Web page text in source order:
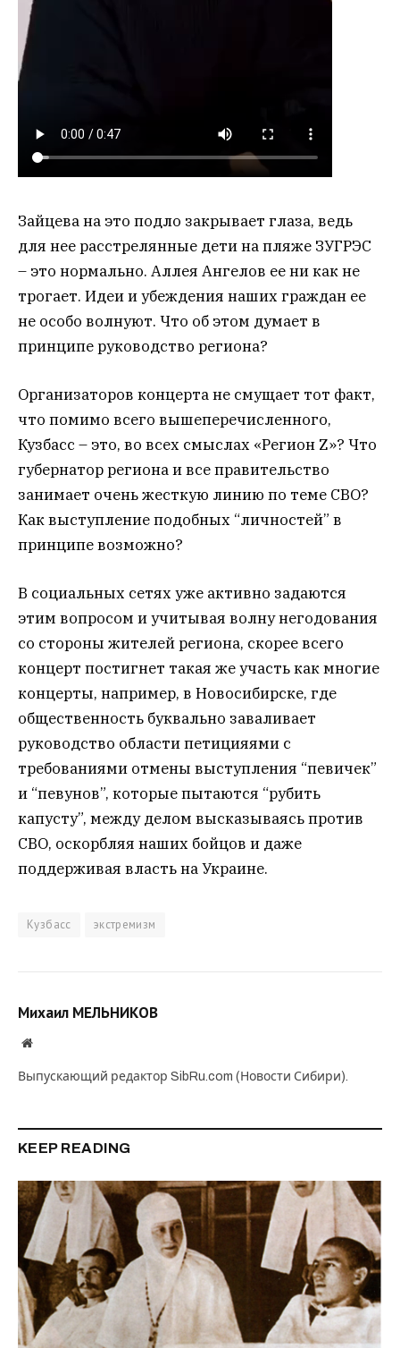
Зайцева на это подло закрывает глаза, ведь
для нее расстрелянные дети на пляже ЗУГРЭС
– это нормально. Аллея Ангелов ее ни как не
трогает. Идеи и убеждения наших граждан ее
не особо волнуют. Что об этом думает в
принципе руководство региона?
Организаторов концерта не смущает тот факт,
что помимо всего вышеперечисленного,
Кузбасс – это, во всех смыслах «Регион Z»? Что
губернатор региона и все правительство
занимает очень жесткую линию по теме СВО?
Как выступление подобных “личностей” в
принципе возможно?
В социальных сетях уже активно задаются
этим вопросом и учитывая волну негодования
со стороны жителей региона, скорее всего
концерт постигнет такая же участь как многие
концерты, например, в Новосибирске, где
общественность буквально заваливает
руководство области петицияями с
требованиями отмены выступления “певичек”
и “певунов”, которые пытаются “рубить
капусту”, между делом высказываясь против
СВО, оскорбляя наших бойцов и даже
поддерживая власть на Украине.
Кузбасс экстремизм
Михаил МЕЛЬНИКОВ
Website
Выпускающий редактор SibRu.com (Новости Сибири).
KEEP READING